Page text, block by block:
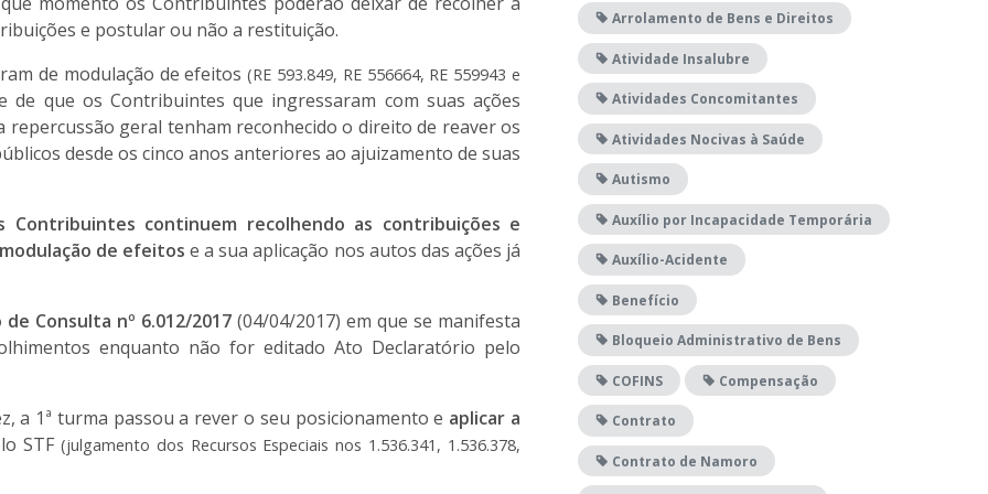
e postular ou não a restituição.
de modulação de efeitos(RE 593.849, RE 556664, RE 559943 e
que os Contribuintes que ingressaram com suas ações
repercussão geral tenham reconhecido o direito de reaver os
desde os cinco anos anteriores ao ajuizamento de suas
continuem recolhendo as contribuições e
de efeitos e a sua aplicação nos autos das ações já
de Consulta nº 6.012/2017 (04/04/2017) em que se manifesta
enquanto não for editado Ato Declaratório pelo
a 1ª turma passou a rever o seu posicionamento e aplicar a
STF (julgamento dos Recursos Especiais nos 1.536.341, 1.536.378,
Arrolamento de Bens e Direitos
Atividade Insalubre
Atividades Concomitantes
Atividades Nocivas à Saúde
Autismo
Auxílio por Incapacidade Temporária
Auxílio-Acidente
Benefício
Bloqueio Administrativo de Bens
COFINS Compensação
Contrato
Contrato de Namoro